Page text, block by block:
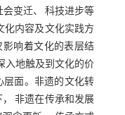
变迁、 科技进步等
化内容及文化实践方
响着文化的表层结
入地触及到文化的价
层面。非遗的文化转
非遗在传承和发展